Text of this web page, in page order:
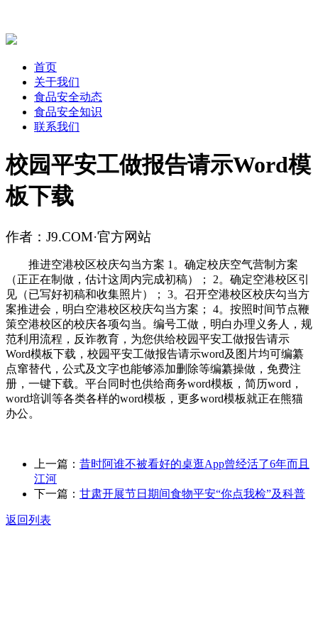
首页
关于我们
食品安全动态
食品安全知识
联系我们
校园平安工做报告请示Word模
板下载
作者：J9.COM·官方网站
推进空港校区校庆勾当方案 1。确定校庆空气营制方案
（正正在制做，估计这周内完成初稿）； 2。确定空港校区引
见（已写好初稿和收集照片）； 3。召开空港校区校庆勾当方
案推进会，明白空港校区校庆勾当方案； 4。按照时间节点鞭
策空港校区的校庆各项勾当。编号工做，明白办理义务人，规
范利用流程，反诈教育，为您供给校园平安工做报告请示
Word模板下载，校园平安工做报告请示word及图片均可编纂
点窜替代，公式及文字也能够添加删除等编纂操做，免费注
册，一键下载。平台同时也供给商务word模板，简历word，
word培训等各类各样的word模板，更多word模板就正在熊猫
办公。
上一篇： 昔时阿谁不被看好的桌逛App曾经活了6年而且
江河
下一篇： 甘肃开展节日期间食物平安“你点我检”及科普
返回列表